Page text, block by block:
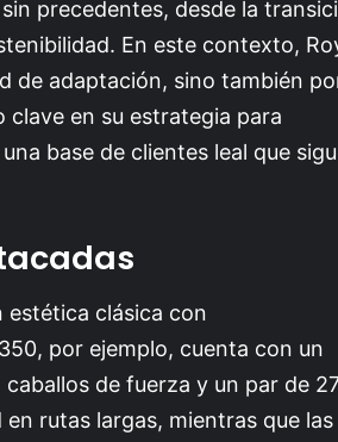
precedentes, desde la
En este contexto,
de adaptación, sino también
clave en su estrategia para
base de clientes leal que
estética clásica con
por ejemplo, cuenta con un
de fuerza y un par de
rutas largas, mientras que las